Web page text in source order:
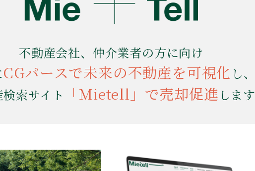
不動産会社、仲介業者の方に向け
CGパースで未来の不動産を可視化 し、
索サイト
「Mietell」で売却促進 します